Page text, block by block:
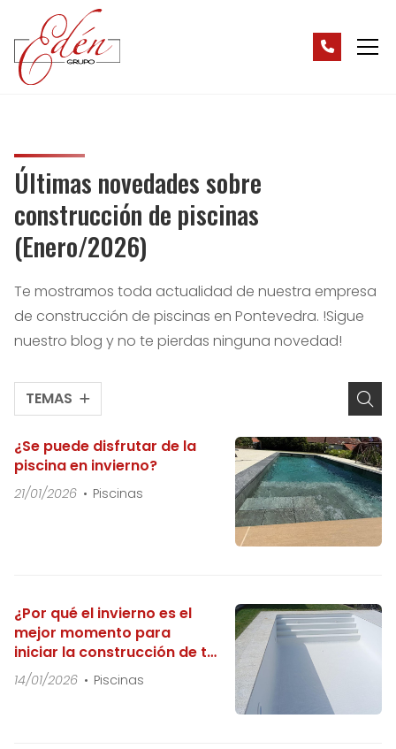
Últimas novedades sobre
construcción de piscinas
(Enero/2026)
Te mostramos toda actualidad de nuestra empresa
de construcción de piscinas en Pontevedra. !Sigue
nuestro blog y no te pierdas ninguna novedad!
TEMAS
¿Se puede disfrutar de la
piscina en invierno?
21/01/2026 Piscinas
¿Por qué el invierno es el
mejor momento para
iniciar la construcción de tu
piscina?
14/01/2026 Piscinas